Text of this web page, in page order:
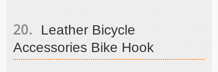
Leather Bicycle
Accessories Bike Hook